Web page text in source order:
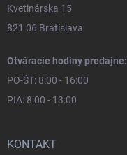
Kvetinárska 15
821 06 Bratislava
Otváracie hodiny predajne:
PO-ŠT: 8:00 - 16:00
PIA: 8:00 - 13:00
KONTAKT